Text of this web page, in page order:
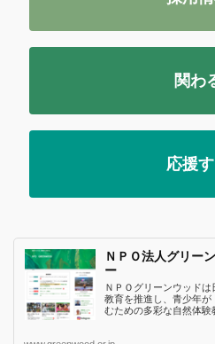
関わ
応援
ＮＰＯ法人グリー
ー
ＮＰＯグリーンウッド
教育を推進し、青少年
むための多彩な自然体験